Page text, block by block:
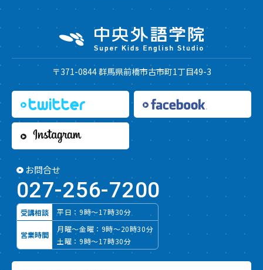
〒371-0844 群馬県前橋市古市町1丁目49-3
お問合せ
027-256-7200
受講相談 平日：9時～17時30分
営業時間
月曜～金曜：9時～20時30分
土曜：9時～17時30分